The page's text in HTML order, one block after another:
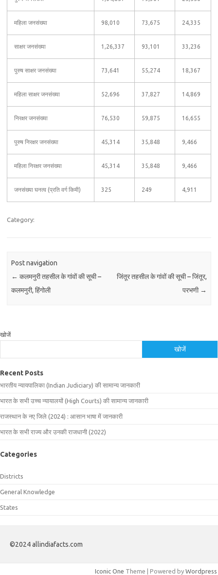
महिला जनसंख्या 98,010 73,675 24,335
साक्षर जनसंख्या 1,26,337 93,101 33,236
पुरुष साक्षर जनसंख्या 73,641 55,274 18,367
महिला साक्षर जनसंख्या 52,696 37,827 14,869
निरक्षर जनसंख्या 76,530 59,875 16,655
पुरुष निरक्षर जनसंख्या 45,314 35,848 9,466
महिला निरक्षर जनसंख्या 45,314 35,848 9,466
जनसंख्या घनत्व (प्रति वर्ग किमी) 325 249 4,911
Category:
Post navigation
← कलमनुरी तहसील के गांवों की सूची –
कलमनुरी, हिंगोली
जिंतूर तहसील के गांवों की सूची – जिंतूर,
परभणी →
खोजें
खोजें
Recent Posts
भारतीय न्यायपालिका (Indian Judiciary) की सामान्य जानकारी
भारत के सभी उच्च न्यायालयों (High Courts) की सामान्य जानकारी
राजस्थान के नए जिले (2024) : आसान भाषा में जानकारी
भारत के सभी राज्य और उनकी राजधानी (2022)
Categories
Districts
General Knowledge
States
©2024 allindiafacts.com
Iconic One Theme | Powered by Wordpress